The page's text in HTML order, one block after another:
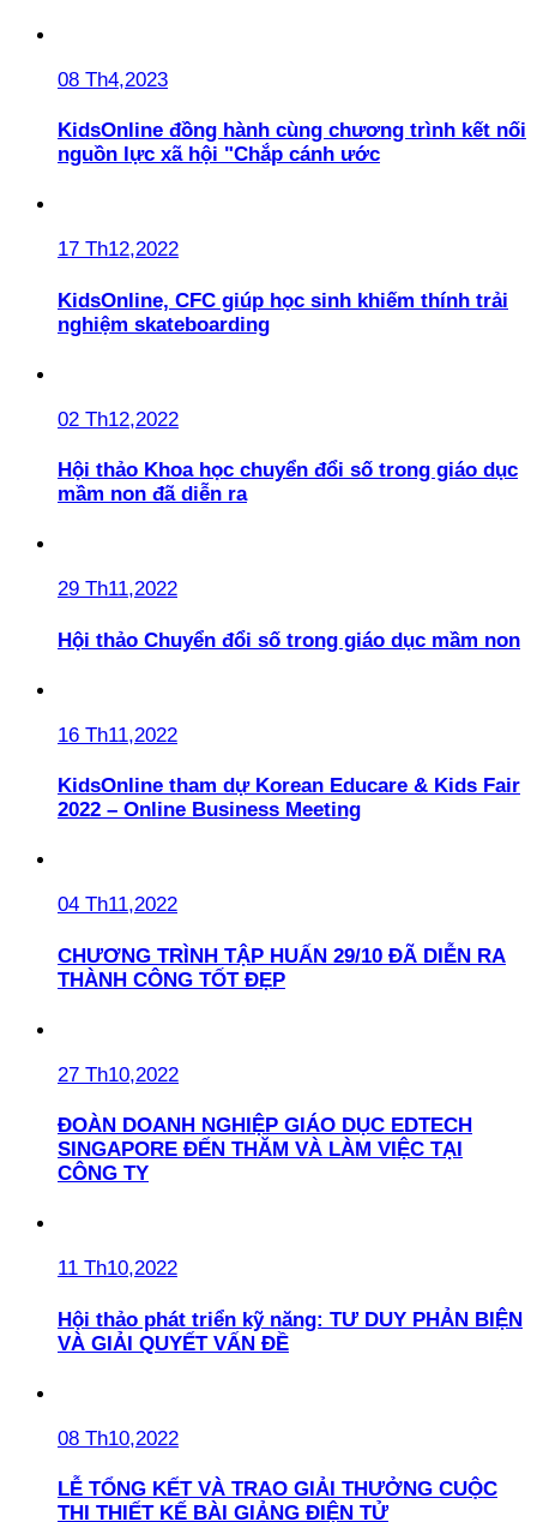
08 Th4,2023
KidsOnline đồng hành cùng chương trình kết nối
nguồn lực xã hội "Chắp cánh ước
17 Th12,2022
KidsOnline, CFC giúp học sinh khiếm thính trải
nghiệm skateboarding
02 Th12,2022
Hội thảo Khoa học chuyển đổi số trong giáo dục
mầm non đã diễn ra
29 Th11,2022
Hội thảo Chuyển đổi số trong giáo dục mầm non
16 Th11,2022
KidsOnline tham dự Korean Educare & Kids Fair
2022 – Online Business Meeting
04 Th11,2022
CHƯƠNG TRÌNH TẬP HUẤN 29/10 ĐÃ DIỄN RA
THÀNH CÔNG TỐT ĐẸP
27 Th10,2022
ĐOÀN DOANH NGHIỆP GIÁO DỤC EDTECH
SINGAPORE ĐẾN THĂM VÀ LÀM VIỆC TẠI
CÔNG TY
11 Th10,2022
Hội thảo phát triển kỹ năng: TƯ DUY PHẢN BIỆN
VÀ GIẢI QUYẾT VẤN ĐỀ
08 Th10,2022
LỄ TỔNG KẾT VÀ TRAO GIẢI THƯỞNG CUỘC
THI THIẾT KẾ BÀI GIẢNG ĐIỆN TỬ